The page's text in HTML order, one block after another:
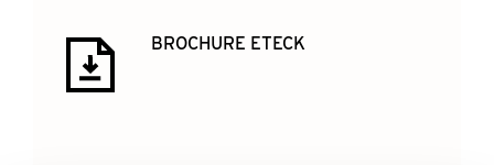
BROCHURE ETECK